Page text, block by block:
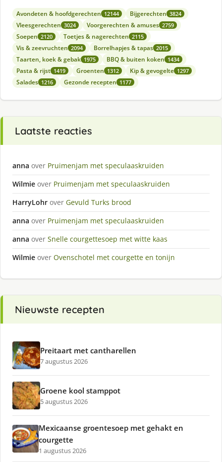
Avondeten & hoofdgerechten 12144 Bijgerechten 3824
Vleesgerechten 3024 Voorgerechten & amuses 2759
Soepen 2120 Toetjes & nagerechten 2115
Vis & zeevruchten 2094 Borrelhapjes & tapas 2015
Taarten, koek & gebak 1975 BBQ & buiten koken 1434
Pasta & rijst 1419 Groenten 1312 Kip & gevogelte 1297
Salades 1216 Gezonde recepten 1177
Laatste reacties
anna over Pruimenjam met speculaaskruiden
Wilmie over Pruimenjam met speculaaskruiden
HarryLohr over Gevuld Turks brood
anna over Pruimenjam met speculaaskruiden
anna over Snelle courgettesoep met witte kaas
Wilmie over Ovenschotel met courgette en tonijn
Nieuwste recepten
Preitaart met cantharellen
7 augustus 2026
Groene kool stamppot
5 augustus 2026
Mexicaanse groentesoep met gehakt en
courgette
1 augustus 2026